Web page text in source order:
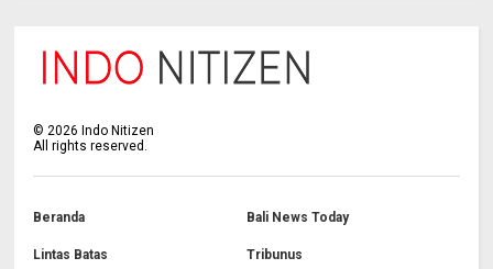
©2026 Indo Nitizen
All rights reserved.
Beranda Bali News Today
Lintas Batas Tribunus